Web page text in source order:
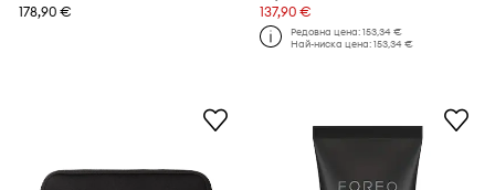
178,90 €
137,90 €
Редовна цена:153,34 €
Най-ниска цена:153,34 €